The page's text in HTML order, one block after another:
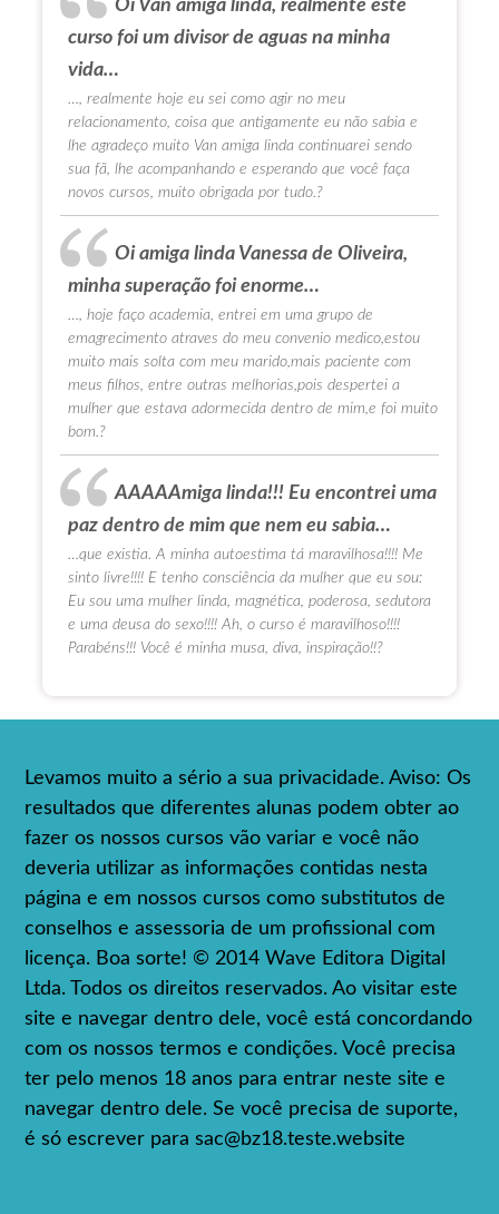
Oi Van amiga linda, realmente este
curso foi um divisor de aguas na minha
vida…
…, realmente hoje eu sei como agir no meu
relacionamento, coisa que antigamente eu não sabia e
lhe agradeço muito Van amiga linda continuarei sendo
sua fã, lhe acompanhando e esperando que você faça
novos cursos, muito obrigada por tudo.?
Oi amiga linda Vanessa de Oliveira,
minha superação foi enorme…
…, hoje faço academia, entrei em uma grupo de
emagrecimento atraves do meu convenio medico,estou
muito mais solta com meu marido,mais paciente com
meus filhos, entre outras melhorias,pois despertei a
mulher que estava adormecida dentro de mim,e foi muito
bom.?
AAAAAmiga linda!!! Eu encontrei uma
paz dentro de mim que nem eu sabia…
…que existia. A minha autoestima tá maravilhosa!!!! Me
sinto livre!!!! E tenho consciência da mulher que eu sou:
Eu sou uma mulher linda, magnética, poderosa, sedutora
e uma deusa do sexo!!!! Ah, o curso é maravilhoso!!!!
Parabéns!!! Você é minha musa, diva, inspiração!!?
Levamos muito a sério a sua privacidade. Aviso: Os
resultados que diferentes alunas podem obter ao
fazer os nossos cursos vão variar e você não
deveria utilizar as informações contidas nesta
página e em nossos cursos como substitutos de
conselhos e assessoria de um profissional com
licença. Boa sorte! © 2014 Wave Editora Digital
Ltda. Todos os direitos reservados. Ao visitar este
site e navegar dentro dele, você está concordando
com os nossos termos e condições. Você precisa
ter pelo menos 18 anos para entrar neste site e
navegar dentro dele. Se você precisa de suporte,
é só escrever parasac@bz18.teste.website